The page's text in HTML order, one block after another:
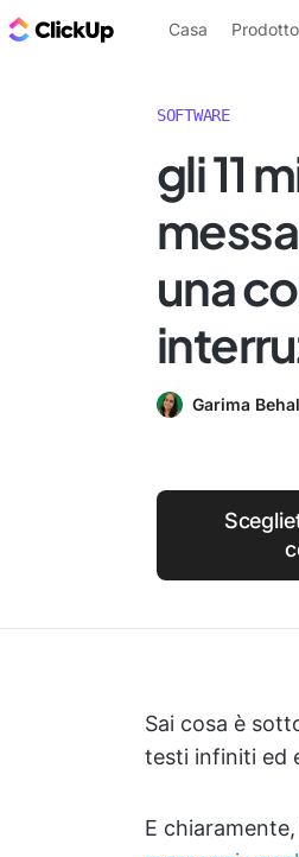
Blog di ClickUp
Casa Prodotto
SOFTWARE
gli 11
una
Garima Behal
Sai cosa è
testi infiniti ed
E